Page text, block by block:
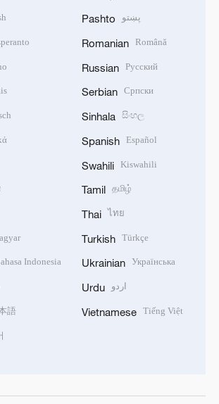
Indonesia
語
Pashto پښتو
Romanian Română
Russian Русский
Serbian Српски
Sinhala සිංහල
Spanish Español
Swahili Kiswahili
Tamil தமிழ்
Thai ไทย
Turkish Türkçe
Ukrainian Українська
Urdu اردو
Vietnamese Tiếng Việt